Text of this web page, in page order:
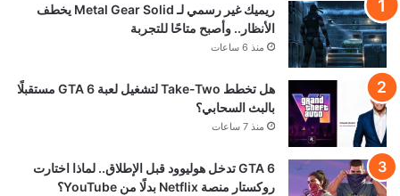
ريميك غير رسمي لـ Metal Gear Solid يخطف
الأنظار.. وأصبح متاحًا للتجربة
منذ 6 ساعات
هل تخطط Take-Two لتشغيل لعبة GTA 6 مستقبلًا
بالبث السحابي؟
منذ 7 ساعات
GTA 6 تدخل هوليوود قبل الإطلاق.. لماذا اختارت
روكستار منصة Netflix بدلًا من YouTube؟